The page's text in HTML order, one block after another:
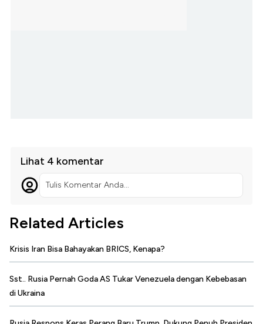
Lihat 4 komentar
Tulis Komentar Anda...
Related Articles
Krisis Iran Bisa Bahayakan BRICS, Kenapa?
Sst.. Rusia Pernah Goda AS Tukar Venezuela dengan Kebebasan
di Ukraina